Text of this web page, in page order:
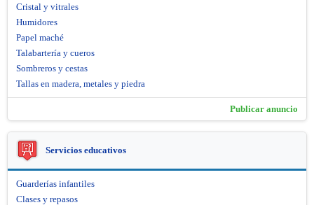
Cristal y vitrales
Humidores
Papel maché
Talabartería y cueros
Sombreros y cestas
Tallas en madera, metales y piedra
Publicar anuncio
Servicios educativos
Guarderías infantiles
Clases y repasos